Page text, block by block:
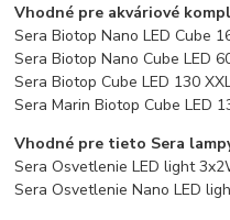
Vhodné pre akváriové
Sera Biotop Nano LED Cube
Sera Biotop Nano Cube LED
Sera Biotop Cube LED 130
Sera Marin Biotop Cube LED
Vhodné pre tieto Sera
Sera Osvetlenie LED light
Sera Osvetlenie Nano LED